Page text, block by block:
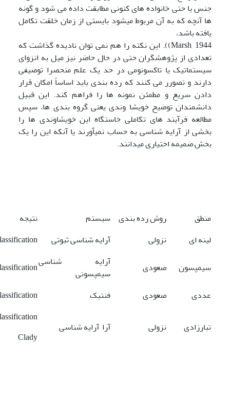
جنس یا حتی خانواده های کنونی مطابقت داده می شود و گونه
ها آنچه که به آن مربوط می‍شود بایستی از زمان خلقت تکامل
یافته باشد،
Marsh, 1944)). این نکته را هم نمی توان نادیده گذاشت که
تعدادی از پژوهشگران حتی در حال حاضر نیز میل به انزوای
سیستماتیک یا تاکسونومی در حد یک علم منحصرا توصیفی
دارند و تصورر می کنند که رده بندی باید اساساً امکان قرار
دادن سریع و مطمئن نمونه ها را فراهم کند. این قبیل
دانشمندان توضیح خویشا وندی یعنی گروه بندی ها، سپس
مطالعه فرآیند های تکاملی خاستگاه این خویشاوندی ها را
بخشی از آرایه شناسی به حساب نمی‍آورند یا آنکه این را یک
بخش ضمیمه اختیاری می‍دانند.
منطق روش رده بندی سیستم
نتیجه
لینه ای
نزولی آرایه شناسی ثبوتی
سیمپسون
صعودی
آرایه شناسی
سیمپسونی
عددی
صعودی فنتیک
تبارزادی نزولی آرا آرایه شناسی
Clady